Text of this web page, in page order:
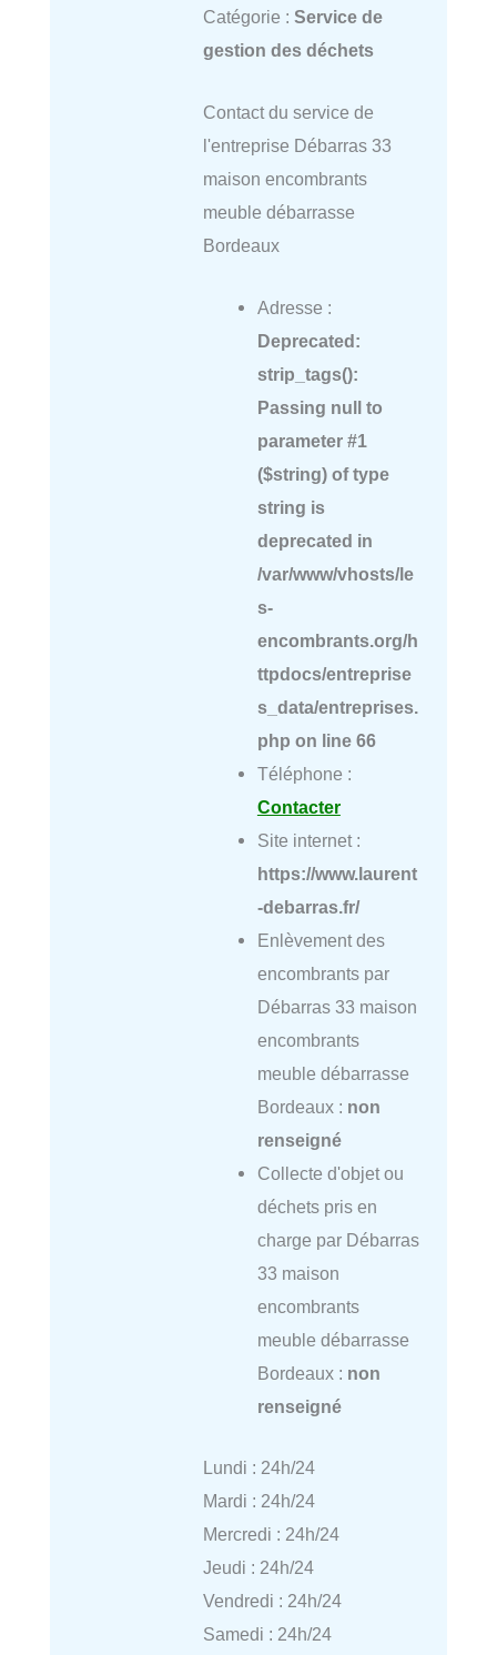
Catégorie : Service de
gestion des déchets
Contact du service de
l'entreprise Débarras 33
maison encombrants
meuble débarrasse
Bordeaux
Adresse :
Deprecated:
strip_tags():
Passing null to
parameter #1
($string) of type
string is
deprecated in
/var/www/vhosts/le
s-
encombrants.org/h
ttpdocs/entreprise
s_data/entreprises.
php on line 66
Téléphone :
Contacter
Site internet :
https://www.laurent
-debarras.fr/
Enlèvement des
encombrants par
Débarras 33 maison
encombrants
meuble débarrasse
Bordeaux : non
renseigné
Collecte d'objet ou
déchets pris en
charge par Débarras
33 maison
encombrants
meuble débarrasse
Bordeaux : non
renseigné
Lundi : 24h/24
Mardi : 24h/24
Mercredi : 24h/24
Jeudi : 24h/24
Vendredi : 24h/24
Samedi : 24h/24